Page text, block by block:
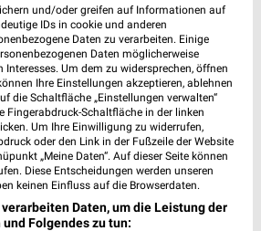
- 19:00 Uhr | Geöffnet
• Angebote: 1 Prospekt
Dresden Pieschen
Straße 108a
- 19:00 Uhr | Geöffnet
• Angebote: 1 Prospekt
und/oder greifen auf Informationen auf
IDs in cookie und anderen
Daten zu verarbeiten. Einige
Daten möglicherweise
Um dem zu widersprechen, öffnen
Ihre Einstellungen akzeptieren, ablehnen
die Schaltfläche „Einstellungen verwalten“
Fingerabdruck-Schaltfläche in der linken
Um Ihre Einwilligung zu widerrufen,
oder den Link in der Fußzeile der Website
„Meine Daten“. Auf dieser Seite können
Diese Entscheidungen werden unseren
keinen Einfluss auf die Browserdaten.
Daten, um die Leistung der
Folgendes zu tun: